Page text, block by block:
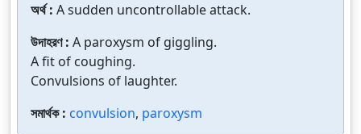
অর্থ : A sudden uncontrollable attack.
উদাহরণ : A paroxysm of giggling.
A fit of coughing.
Convulsions of laughter.
সমার্থক : convulsion, paroxysm